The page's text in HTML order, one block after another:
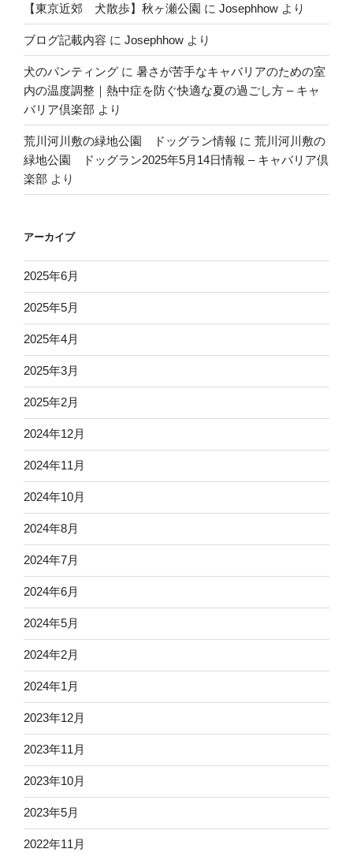
【東京近郊 犬散歩】秋ヶ瀬公園 に Josephhow より
ブログ記載内容 に Josephhow より
犬のパンティング に 暑さが苦手なキャバリアのための室
内の温度調整｜熱中症を防ぐ快適な夏の過ごし方 – キャ
バリア倶楽部 より
荒川河川敷の緑地公園 ドッグラン情報 に 荒川河川敷の
緑地公園 ドッグラン2025年5月14日情報 – キャバリア倶
楽部 より
アーカイブ
2025年6月
2025年5月
2025年4月
2025年3月
2025年2月
2024年12月
2024年11月
2024年10月
2024年8月
2024年7月
2024年6月
2024年5月
2024年2月
2024年1月
2023年12月
2023年11月
2023年10月
2023年5月
2022年11月